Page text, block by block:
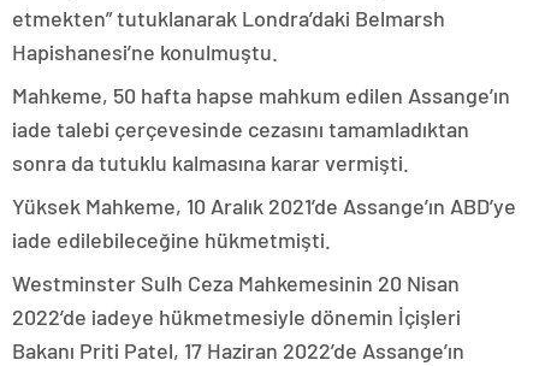
etmekten” tutuklanarak Londra’daki Belmarsh
Hapishanesi’ne konulmuştu.
Mahkeme, 50 hafta hapse mahkum edilen Assange’ın
iade talebi çerçevesinde cezasını tamamladıktan
sonra da tutuklu kalmasına karar vermişti.
Yüksek Mahkeme, 10 Aralık 2021’de Assange’ın ABD’ye
iade edilebileceğine hükmetmişti.
Westminster Sulh Ceza Mahkemesinin 20 Nisan
2022’de iadeye hükmetmesiyle dönemin İçişleri
Bakanı Priti Patel, 17 Haziran 2022’de Assange’ın